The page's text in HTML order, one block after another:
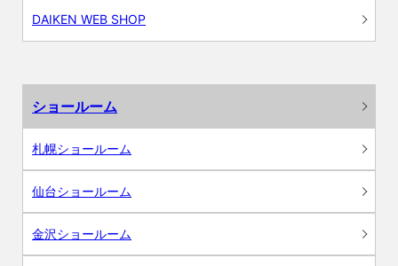
DAIKEN WEB SHOP
ショールーム
札幌ショールーム
仙台ショールーム
金沢ショールーム